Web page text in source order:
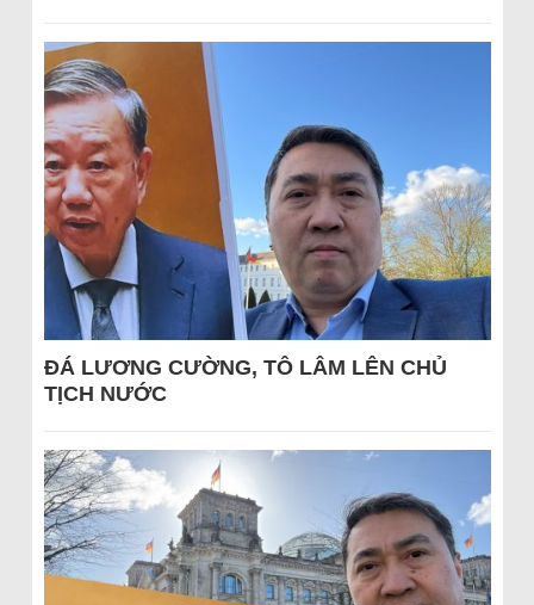
ĐÁ LƯƠNG CƯỜNG, TÔ LÂM LÊN CHỦ
TỊCH NƯỚC